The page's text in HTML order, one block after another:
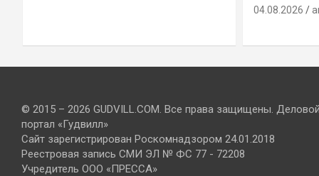
04.08.2026
© 2015 – 2026 GUDVILL.COM. Все права защищены.
портал «Гудвилл»
Сайт зарегистрирован Роскомнадзором 24.01.2018
Реестровая запись СМИ ЭЛ № ФС 77 - 72208
Учредитель ООО «ПРЕССА»